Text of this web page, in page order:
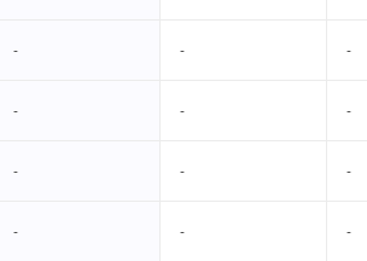
- - -
- - -
- - -
- - -
- - -
- - -
- - -
- - -